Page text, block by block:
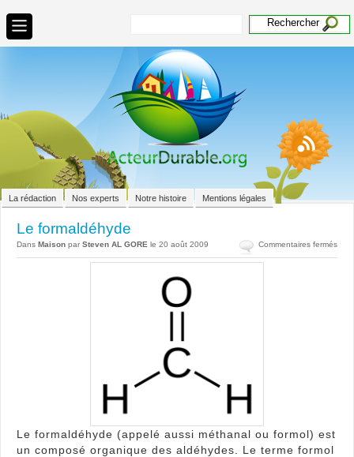
La rédaction Nos experts Notre histoire Mentions légales
Le formaldéhyde
Dans Maison par Steven AL GORE le 20 août 2009 Commentaires ferméssur
Le
Le formaldéhyde (appelé aussi méthanal ou formol) est
un composé organique des aldéhydes. Le terme formol